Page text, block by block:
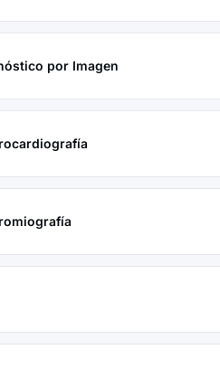
por Imagen